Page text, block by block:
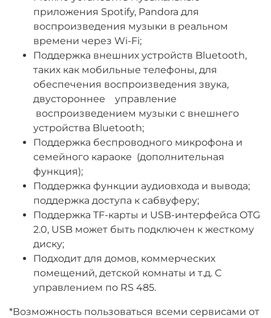
приложения Spotify, Pandora для
воспроизведения музыки в реальном
времени через Wi-Fi;
Поддержка внешних устройств Bluetooth,
таких как мобильные телефоны, для
обеспечения воспроизведения звука,
двустороннее управление
воспроизведением музыки с внешнего
устройства Bluetooth;
Поддержка беспроводного микрофона и
семейного караоке (дополнительная
функция);
Поддержка функции аудиовхода и вывода;
поддержка доступа к сабвуферу;
Поддержка TF-карты и USB-интерфейса OTG
2.0, USB может быть подключен к жесткому
диску;
Подходит для домов, коммерческих
помещений, детской комнаты и т.д. С
управлением по RS 485.
*Возможность пользоваться всеми сервисами от